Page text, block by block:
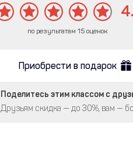
по результатам 15 оценок
Приобрести в подарок
Поделитесь этим классом с
Друзьям скидка — до 30%, вам —